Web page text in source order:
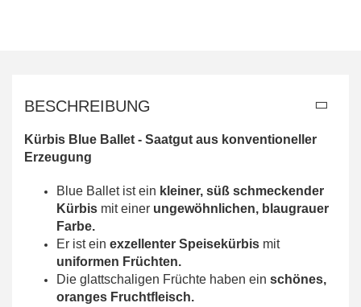
BESCHREIBUNG
Kürbis Blue Ballet - Saatgut aus konventioneller
Erzeugung
Blue Ballet ist ein kleiner, süß schmeckender
Kürbis mit einer ungewöhnlichen, blaugrauer
Farbe.
Er ist ein exzellenter Speisekürbis mit
uniformen Früchten.
Die glattschaligen Früchte haben ein schönes,
oranges Fruchtfleisch.